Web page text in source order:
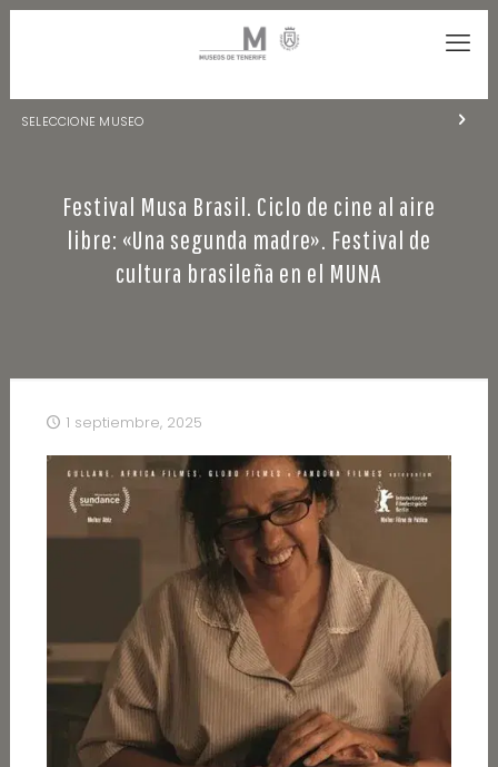
SELECCIONE MUSEO
NATURALEZA Y ARQUEOLOGÍA
Festival Musa Brasil. Ciclo de cine al aire
libre: «Una segunda madre». Festival de
cultura brasileña en el MUNA
1 septiembre, 2025